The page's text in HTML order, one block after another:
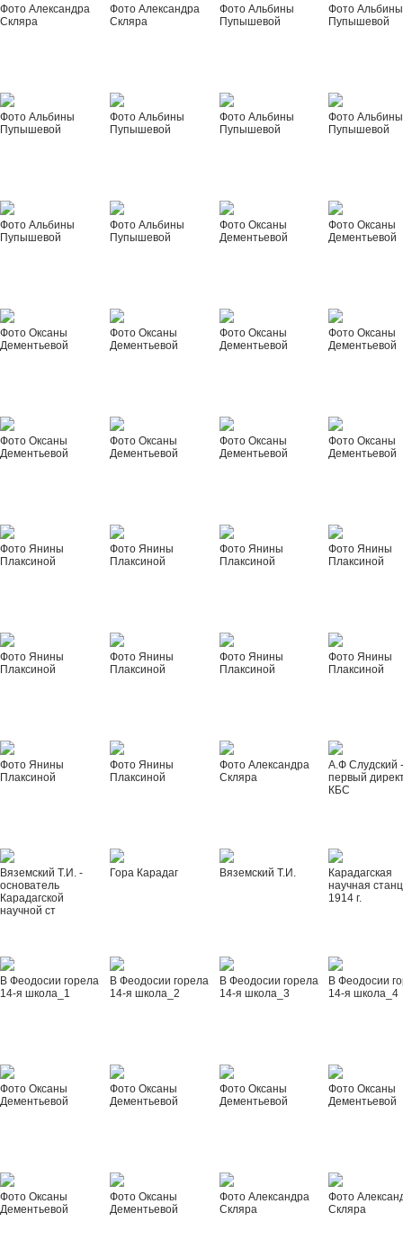
Фото Александра
Скляра
Фото Александра
Скляра
Фото Альбины
Пупышевой
Фото Альбины
Пупышевой
Фото Альбины
Пупышевой
Фото Альбины
Пупышевой
Фото Альбины
Пупышевой
Фото Альбины
Пупышевой
Фото Альбины
Пупышевой
Фото Альбины
Пупышевой
Фото Оксаны
Дементьевой
Фото Оксаны
Дементьевой
Фото Оксаны
Дементьевой
Фото Оксаны
Дементьевой
Фото Оксаны
Дементьевой
Фото Оксаны
Дементьевой
Фото Оксаны
Дементьевой
Фото Оксаны
Дементьевой
Фото Оксаны
Дементьевой
Фото Оксаны
Дементьевой
Фото Янины
Плаксиной
Фото Янины
Плаксиной
Фото Янины
Плаксиной
Фото Янины
Плаксиной
Фото Янины
Плаксиной
Фото Янины
Плаксиной
Фото Янины
Плаксиной
Фото Янины
Плаксиной
Фото Янины
Плаксиной
Фото Янины
Плаксиной
Фото Александра
Скляра
А.Ф Слудский
первый
КБС
Вяземский Т.И. -
основатель
Карадагской
научной ст
Гора Карадаг Вяземский Т.И.
Карадагская
научная
1914 г.
В Феодосии горела
14-я школа_1
В Феодосии горела
14-я школа_2
В Феодосии горела
14-я школа_3
В Феодосии
14-я школа_4
Фото Оксаны
Дементьевой
Фото Оксаны
Дементьевой
Фото Оксаны
Дементьевой
Фото Оксаны
Дементьевой
Фото Оксаны
Дементьевой
Фото Оксаны
Дементьевой
Фото Александра
Скляра
Фото
Скляра